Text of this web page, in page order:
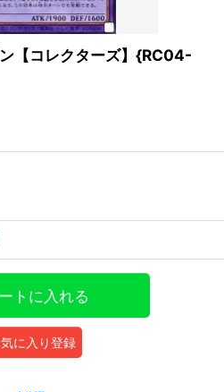
【コレクターズ】{RC04-
トに入れる
に入り登録